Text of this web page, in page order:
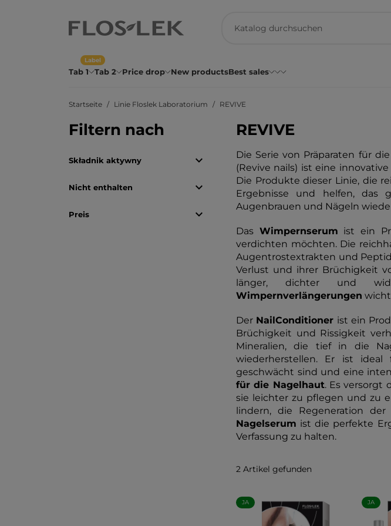
Tab 1 Tab 2
Label
Price drop New productsBest sales
Startseite Linie Floslek Laboratorium REVIVE
Filtern nach
Składnik aktywny 
Nicht enthalten 
Preis 
REVIVE
Die Serie von Präparaten für
(Revive nails) ist eine
Die Produkte dieser Linie, die
Ergebnisse und helfen, das
Augenbrauen und Nägeln
Das Wimpernserum ist ein
verdichten möchten. Die
Augentrostextrakten und
Verlust und ihrer Brüchigkeit
länger, dichter und
Wimpernverlängerungen
Der NailConditioner ist ein
Brüchigkeit und Rissigkeit
Mineralien, die tief in die
wiederherstellen. Er ist
geschwächt sind und eine
für die Nagelhaut. Es versorgt
sie leichter zu pflegen und zu
lindern, die Regeneration
Nagelserum ist die perfekte
Verfassung zu halten.
2 Artikel gefunden
JA JA